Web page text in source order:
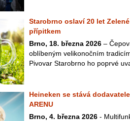
Starobrno oslaví 20 let
přípitkem
Brno, 18. března 2026 –
oblíbeným velikonočním
Pivovar Starobrno ho poprvé
Heineken se stává
ARENU
Brno, 4. března 2026 -